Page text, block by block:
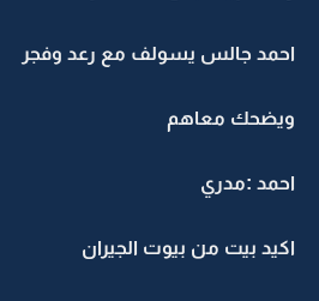
احمد جالس يسولف مع رعد وفجر
ويضحك معاهم
احمد :مدري
اكيد بيت من بيوت الجيران